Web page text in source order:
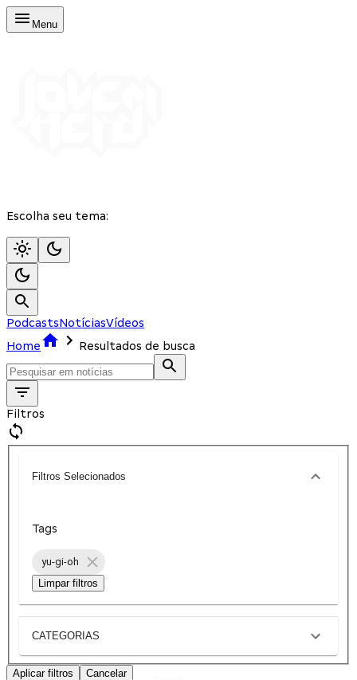
Menu
Escolha seu tema:
PodcastsNotíciasVídeos
Home
Resultados de busca
Filtros
Filtros Selecionados
Tags
yu-gi-oh
Limpar filtros
CATEGORIAS
Aplicar filtros Cancelar